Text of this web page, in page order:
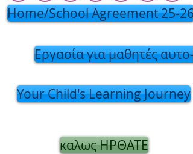
Home/School Agreement 25-26
Εργασία για μαθητές
Your Child's Learning Journey
καλως ΗΡΘΑΤΕ